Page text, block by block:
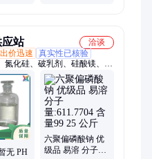
站
洽谈
出价迅速
真实性已核验
氮化硅、破乳剂、硅酸镁、磷
乙酯、氢氧化镁、焦磷酸钠、
、氯化氢甲醇、聚丙烯酸钾、
酸铵、聚丙烯酰胺、多聚磷酸
、高分子絮凝剂
无 PH
六聚偏磷酸钠 优
级品 易溶 分子